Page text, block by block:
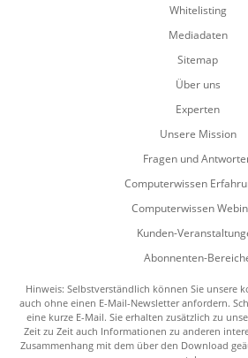
Whitelisting
Mediadaten
Sitemap
Über uns
Experten
Unsere Mission
Fragen und
Computerwissen
Computerwissen
Kunden-
Abonnenten-
Hinweis: Selbstverständlich können Sie unsere
auch ohne einen E-Mail-Newsletter anfordern.
eine kurze E-Mail. Sie erhalten zusätzlich zu
Zeit zu Zeit auch Informationen zu anderen
Zusammenhang mit dem über den Download